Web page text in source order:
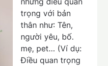
trọng với bản
thân như: Tên,
người yêu, bố.
mẹ, pet… (Ví dụ:
Điều quan trọng